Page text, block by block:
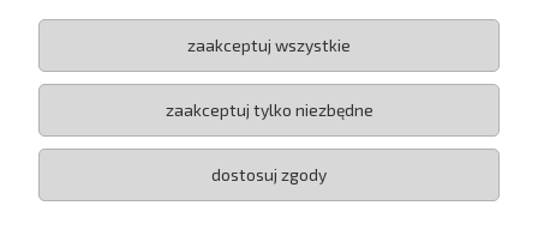
KOLORENO | ul. Krakowska 34/5, 32-051 Krzęcin | e-mail:
biuro@koloreno.pl| tel.: 790514222 | NIP: PL5512456639 | REGON:
121505404
Copyright 2014-2024KOLORENO®
Sklep internetowyShoper.pl
zaakceptuj wszystkie
zaakceptuj tylko niezbędne
dostosuj zgody
3%
2000,00 zł
3000,00 zł 5%
Zniżki w sklepie nie łączą się. Zastosowana
zostanie zawsze jedna, najbardziej korzystna.